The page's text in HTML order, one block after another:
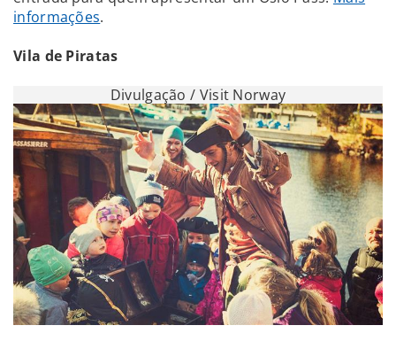
informações.
Vila de Piratas
Divulgação / Visit Norway